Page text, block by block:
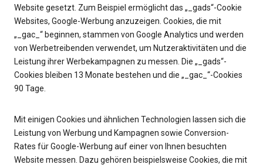
Website gesetzt. Zum Beispiel ermöglicht das „_gads“-Cookie
Websites, Google-Werbung anzuzeigen. Cookies, die mit
„_gac_“ beginnen, stammen von Google Analytics und werden
von Werbetreibenden verwendet, um Nutzeraktivitäten und die
Leistung ihrer Werbekampagnen zu messen. Die „_gads“-
Cookies bleiben 13 Monate bestehen und die „_gac_“-Cookies
90 Tage.
Mit einigen Cookies und ähnlichen Technologien lassen sich die
Leistung von Werbung und Kampagnen sowie Conversion-
Rates für Google-Werbung auf einer von Ihnen besuchten
Website messen. Dazu gehören beispielsweise Cookies, die mit